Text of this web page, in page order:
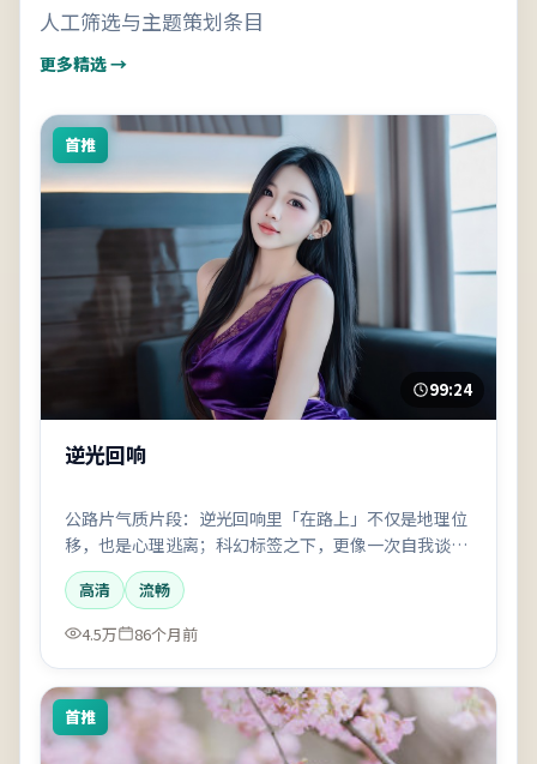
人工筛选与主题策划条目
更多精选 →
首推
99:24
逆光回响
公路片气质片段：逆光回响里「在路上」不仅是地理位
移，也是心理逃离；科幻标签之下，更像一次自我谈
判。
高清
流畅
4.5万
86个月前
首推